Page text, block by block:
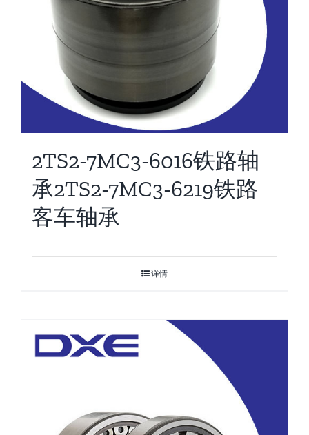
2TS2-7MC3-6016铁路轴
承2TS2-7MC3-6219铁路
客车轴承
详情